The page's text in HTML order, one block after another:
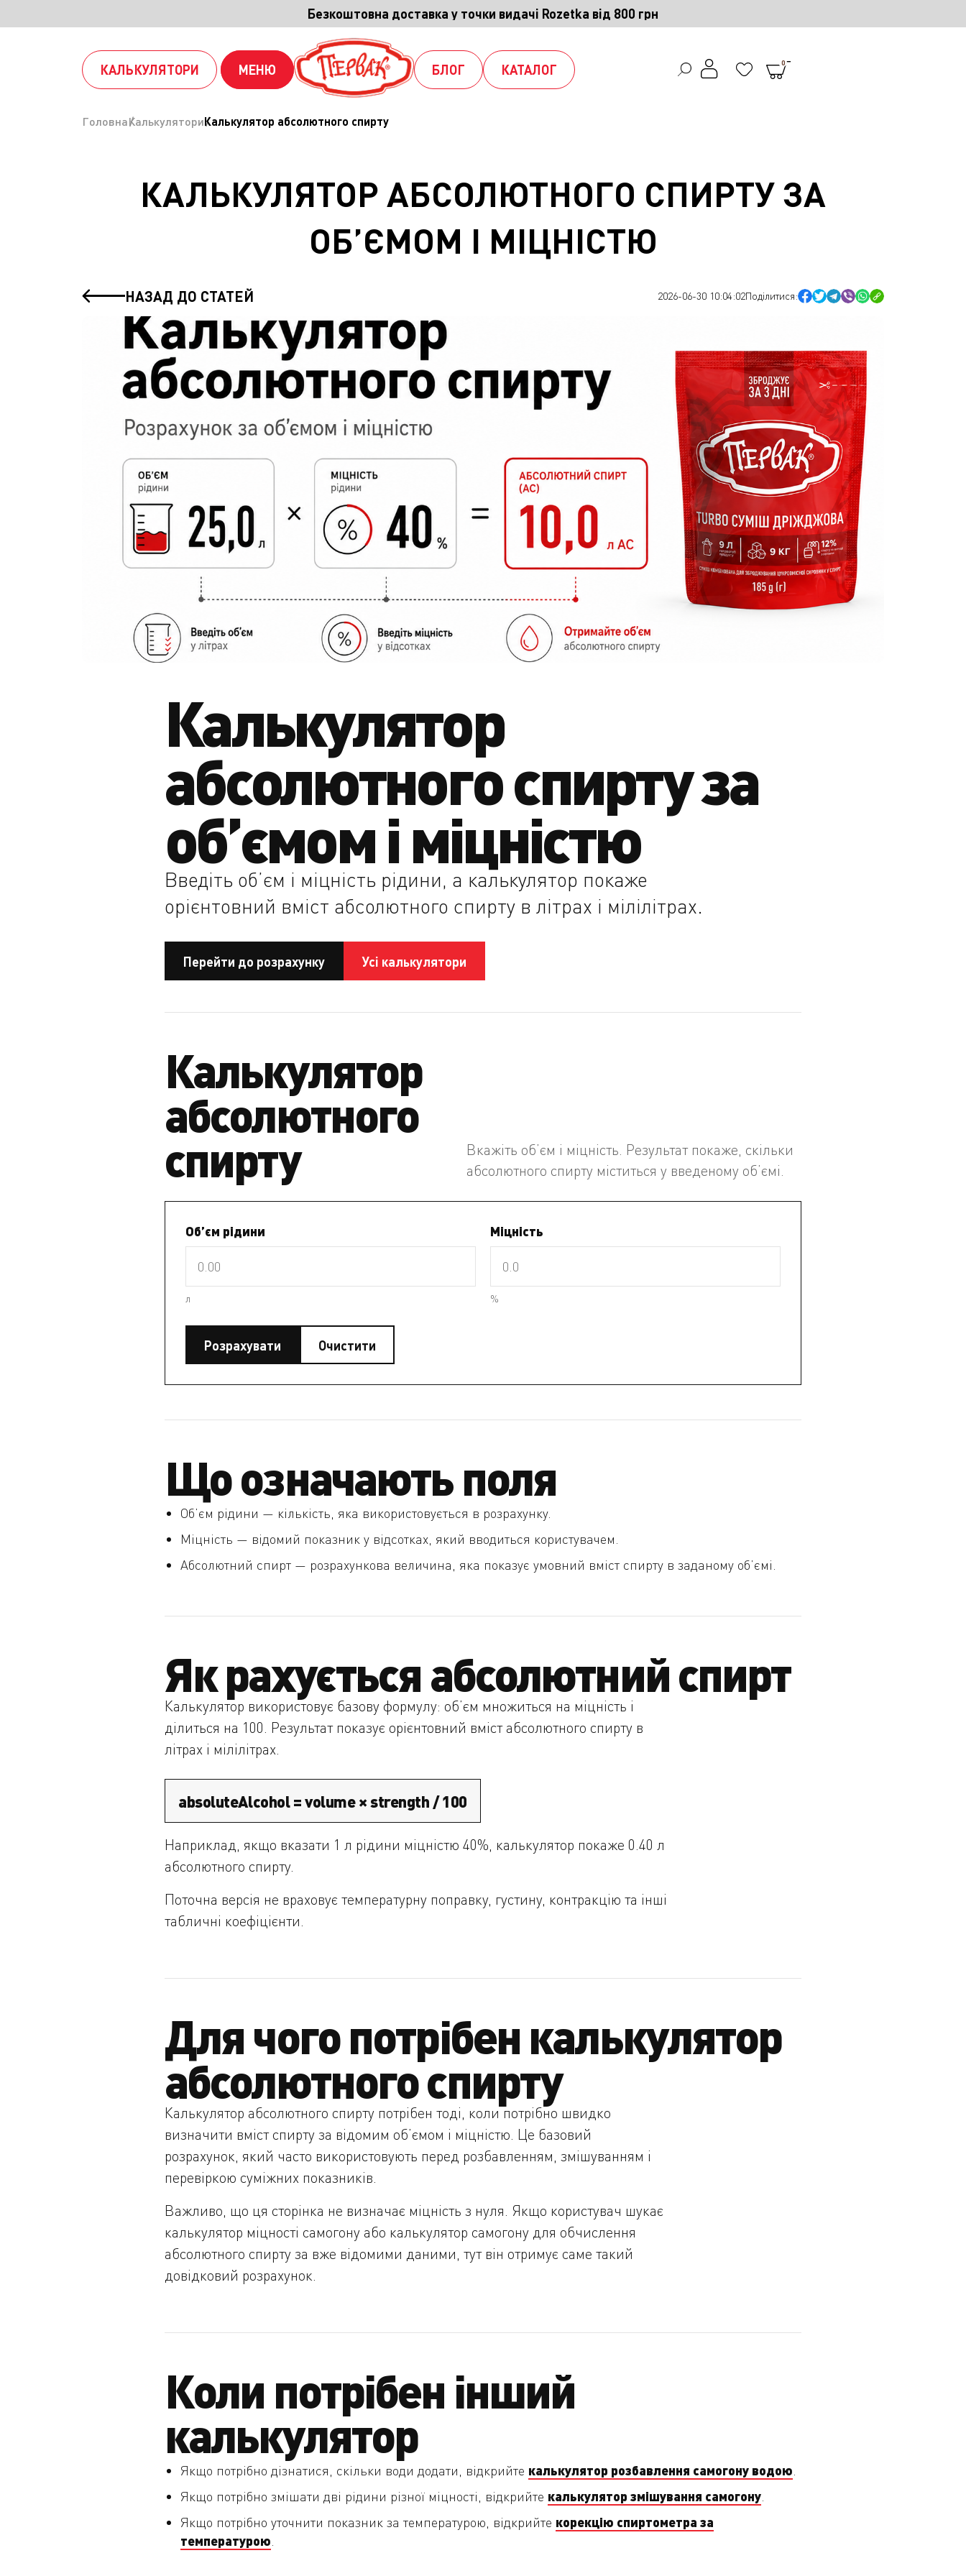
Безкоштовна доставка у точки видачі Rozetka від 800 грн
КАЛЬКУЛЯТОРИ МЕНЮ БЛОГ КАТАЛОГ 0
ГоловнаКалькуляториКалькулятор абсолютного спирту
КАЛЬКУЛЯТОР АБСОЛЮТНОГО СПИРТУ ЗА
ОБ’ЄМОМ І МІЦНІСТЮ
НАЗАД ДО СТАТЕЙ 2026-06-30 10:04:02Поділитися:
Калькулятор
абсолютного спирту за
об’ємом і міцністю
Введіть об’єм і міцність рідини, а калькулятор покаже
орієнтовний вміст абсолютного спирту в літрах і мілілітрах.
Перейти до розрахунку Усі калькулятори
Калькулятор
абсолютного
спирту
Вкажіть об’єм і міцність. Результат покаже, скільки
абсолютного спирту міститься у введеному об’ємі.
Об’єм рідини
л
Міцність
%
Розрахувати Очистити
Що означають поля
Об’єм рідини — кількість, яка використовується в розрахунку.
Міцність — відомий показник у відсотках, який вводиться користувачем.
Абсолютний спирт — розрахункова величина, яка показує умовний вміст спирту в заданому об’ємі.
Як рахується абсолютний спирт
Калькулятор використовує базову формулу: об’єм множиться на міцність і
ділиться на 100. Результат показує орієнтовний вміст абсолютного спирту в
літрах і мілілітрах.
absoluteAlcohol = volume × strength / 100
Наприклад, якщо вказати 1 л рідини міцністю 40%, калькулятор покаже 0.40 л
абсолютного спирту.
Поточна версія не враховує температурну поправку, густину, контракцію та інші
табличні коефіцієнти.
Для чого потрібен калькулятор
абсолютного спирту
Калькулятор абсолютного спирту потрібен тоді, коли потрібно швидко
визначити вміст спирту за відомим об’ємом і міцністю. Це базовий
розрахунок, який часто використовують перед розбавленням, змішуванням і
перевіркою суміжних показників.
Важливо, що ця сторінка не визначає міцність з нуля. Якщо користувач шукає
калькулятор міцності самогону або калькулятор самогону для обчислення
абсолютного спирту за вже відомими даними, тут він отримує саме такий
довідковий розрахунок.
Коли потрібен інший
калькулятор
Якщо потрібно дізнатися, скільки води додати, відкрийте калькулятор розбавлення самогону водою
Якщо потрібно змішати дві рідини різної міцності, відкрийте калькулятор змішування самогону
Якщо потрібно уточнити показник за температурою, відкрийте корекцію спиртометра за
температурою